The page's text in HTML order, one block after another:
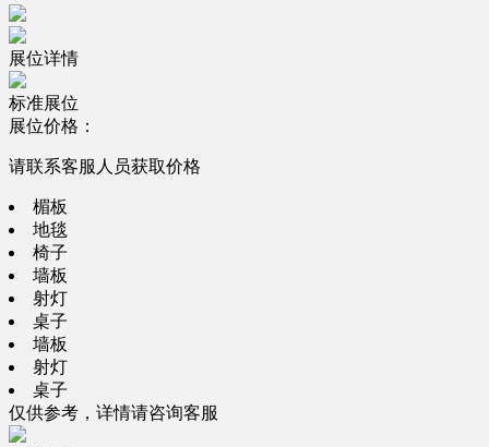
展位详情
标准展位
展位价格：
请联系客服人员获取价格
楣板
地毯
椅子
墙板
射灯
桌子
墙板
射灯
桌子
仅供参考，详情请咨询客服